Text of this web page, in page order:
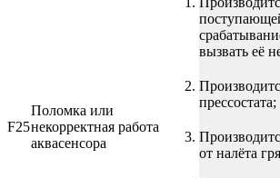
F25
Поломка или
некорректная работа
аквасенсора
вызвать её
прессостата;
от налёта